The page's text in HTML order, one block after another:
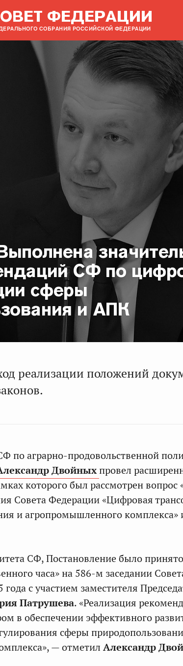
ФЕДЕРАЦИИ
СОБРАНИЯ РОССИЙСКОЙ ФЕДЕРАЦИИ
СФ по
сферы
и АПК
реализации положений
по аграрно-продовольственной
Двойныхпровел
которого был рассмотрен вопрос
Совета Федерации «Цифровая
и агропромышленного комплекса»
СФ, Постановление было принято
часа» на 586-м заседании
с участием заместителя
Патрушева. «Реализация
в обеспечении эффективного
сферы
— отметил Александр